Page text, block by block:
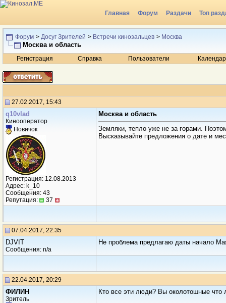
Главная Форум Раздачи Топ
Радио
Форум > Досуг Зрителей > Встречи кинозальцев > Москва
Москва и область
Регистрация Справка Пользователи
27.02.2017, 15:43
q10vlad
Кинооператор
Новичок
Регистрация: 12.08.2013
Адрес: k_10
Сообщения: 43
Репутация:
37
Москва и область
Земляки, тепло уже не за горами.
Высказывайте предложения о дате и
07.04.2017, 22:35
DJVIT
Сообщения: n/a
Не проблема предлагаю даты начало
22.04.2017, 20:29
ФИЛИН
Зритель
Кто все эти люди? Вы околотошные что